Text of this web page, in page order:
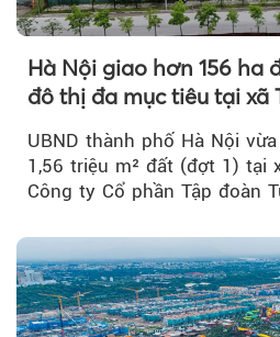
Hà Nội giao hơn 156 ha
đô thị đa mục tiêu tại xã
UBND thành phố Hà Nội
1,56 triệu m² đất (đợt 1) tại
Công ty Cổ phần Tập đoàn